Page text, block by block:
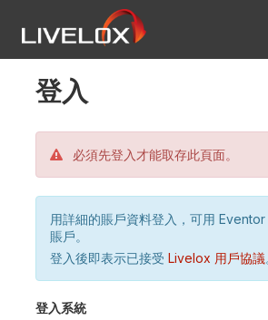
登入
必須先登入才能取存此頁面。
用詳細的賬戶資料登入，可用
賬戶。
登入後即表示已接受 Livelox 用戶協議
登入系統